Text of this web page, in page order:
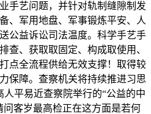
手艺问题，并针对轨制缝隙制发
、军用地盘、军事锻炼平安、人
公益诉讼司法温度。科学手艺手
查、获取取固定、构成取使用、
点全流程供给无效支撑！取得较
保障。查察机关将持续推进习思
人平易近查察院举行的“公益的中
问客岁最高检正在这方面是若何